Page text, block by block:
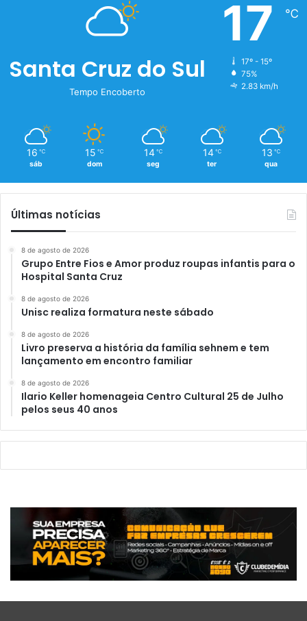
Santa Cruz do Sul
Tempo Encoberto
17 ℃
17º - 15º
75%
2.83 km/h
16 ℃
sáb
15 ℃
dom
14 ℃
seg
14 ℃
ter
13 ℃
qua
Últimas notícias
8 de agosto de 2026
Grupo Entre Fios e Amor produz roupas infantis para o
Hospital Santa Cruz
8 de agosto de 2026
Unisc realiza formatura neste sábado
8 de agosto de 2026
Livro preserva a história da família sehnem e tem
lançamento em encontro familiar
8 de agosto de 2026
Ilario Keller homenageia Centro Cultural 25 de Julho
pelos seus 40 anos